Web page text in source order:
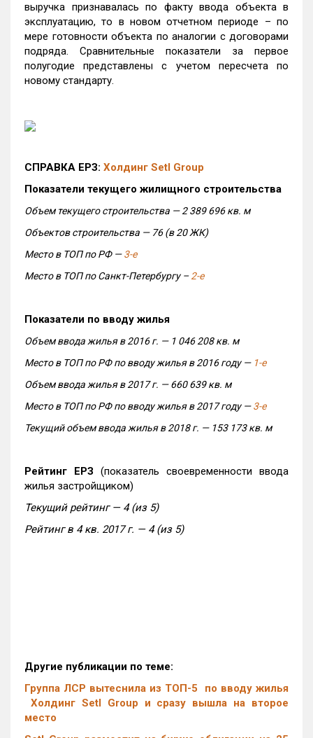
выручка признавалась по факту ввода объекта в
эксплуатацию, то в новом отчетном периоде – по
мере готовности объекта по аналогии с договорами
подряда. Сравнительные показатели за первое
полугодие представлены с учетом пересчета по
новому стандарту.
СПРАВКА ЕРЗ: Холдинг Setl Group
Показатели текущего жилищного строительства
Объем текущего строительства — 2 389 696 кв. м
Объектов строительства — 76 (в 20 ЖК)
Место в ТОП по РФ —3-е
Место в ТОП по Санкт-Петербургу –2-е
Показатели по вводу жилья
Объем ввода жилья в 2016 г. — 1 046 208 кв. м
Место в ТОП по РФ по вводу жилья в 2016 году — 1-е
Объем ввода жилья в 2017 г. — 660 639 кв. м
Место в ТОП по РФ по вводу жилья в 2017 году —3-е
Текущий объем ввода жилья в 2018 г. — 153 173 кв. м
Рейтинг ЕРЗ (показатель своевременности ввода
жилья застройщиком)
Текущий рейтинг — 4 (из 5)
Рейтинг в 4 кв. 2017 г. — 4 (из 5)
Другие публикации по теме:
Группа ЛСР вытеснила из ТОП-5 по вводу жилья
Холдинг Setl Group и сразу вышла на второе
место